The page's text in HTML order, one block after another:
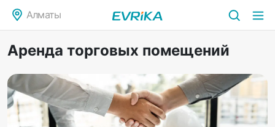
Алматы
Аренда торговых помещений